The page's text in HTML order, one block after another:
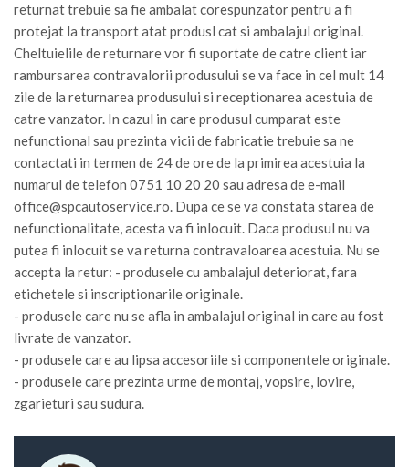
returnat trebuie sa fie ambalat corespunzator pentru a fi
protejat la transport atat produsl cat si ambalajul original.
Cheltuielile de returnare vor fi suportate de catre client iar
rambursarea contravalorii produsului se va face in cel mult 14
zile de la returnarea produsului si receptionarea acestuia de
catre vanzator. In cazul in care produsul cumparat este
nefunctional sau prezinta vicii de fabricatie trebuie sa ne
contactati in termen de 24 de ore de la primirea acestuia la
numarul de telefon 0751 10 20 20 sau adresa de e-mail
office@spcautoservice.ro. Dupa ce se va constata starea de
nefunctionalitate, acesta va fi inlocuit. Daca produsul nu va
putea fi inlocuit se va returna contravaloarea acestuia. Nu se
accepta la retur: - produsele cu ambalajul deteriorat, fara
etichetele si inscriptionarile originale.
- produsele care nu se afla in ambalajul original in care au fost
livrate de vanzator.
- produsele care au lipsa accesoriile si componentele originale.
- produsele care prezinta urme de montaj, vopsire, lovire,
zgarieturi sau sudura.